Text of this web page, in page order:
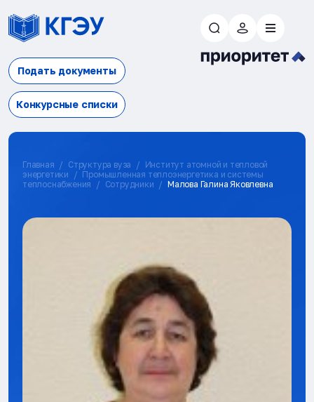
Подать документы
Конкурсные списки
Главная Структура вуза
Институт атомной и тепловой
энергетики
Промышленная теплоэнергетика и системы
теплоснабжения
Сотрудники Малова Галина Яковлевна